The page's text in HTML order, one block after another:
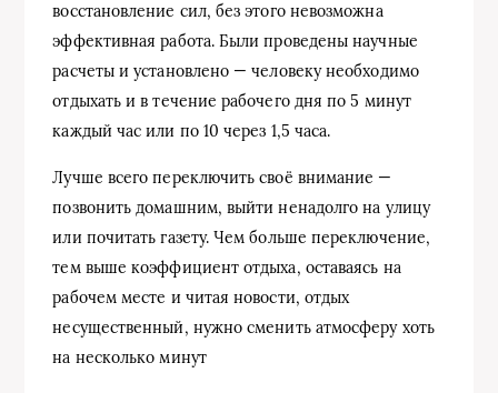
восстановление сил, без этого невозможна
эффективная работа. Были проведены научные
расчеты и установлено — человеку необходимо
отдыхать и в течение рабочего дня по 5 минут
каждый час или по 10 через 1,5 часа.
Лучше всего переключить своё внимание —
позвонить домашним, выйти ненадолго на улицу
или почитать газету. Чем больше переключение,
тем выше коэффициент отдыха, оставаясь на
рабочем месте и читая новости, отдых
несущественный, нужно сменить атмосферу хоть
на несколько минут